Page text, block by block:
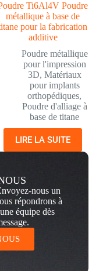
Ti6Al4V Poudre
métallique à base de
pour la fabrication
additive
Poudre métallique
pour l'impression
3D, Matériaux
pour implants
orthopédiques,
Poudre d'alliage à
base de titane
LIRE LA SUITE
nous un
répondrons à
équipe dès